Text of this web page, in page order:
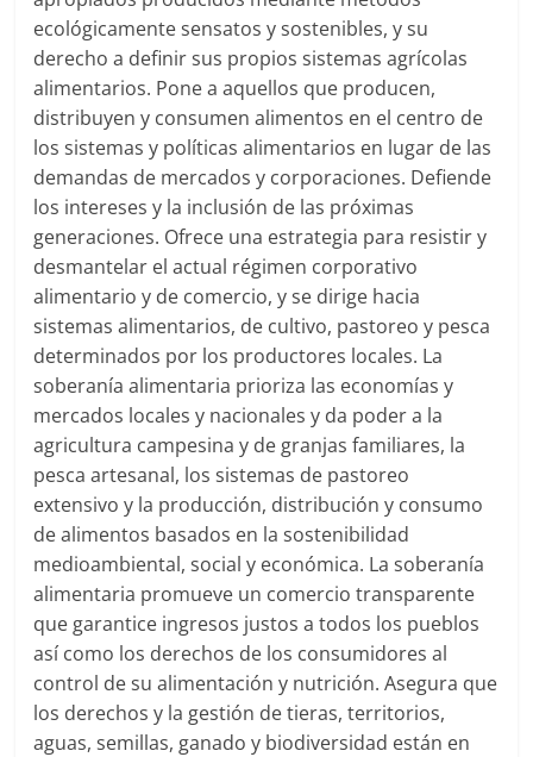
ecológicamente sensatos y sostenibles, y su
derecho a definir sus propios sistemas agrícolas
alimentarios. Pone a aquellos que producen,
distribuyen y consumen alimentos en el centro de
los sistemas y políticas alimentarios en lugar de las
demandas de mercados y corporaciones. Defiende
los intereses y la inclusión de las próximas
generaciones. Ofrece una estrategia para resistir y
desmantelar el actual régimen corporativo
alimentario y de comercio, y se dirige hacia
sistemas alimentarios, de cultivo, pastoreo y pesca
determinados por los productores locales. La
soberanía alimentaria prioriza las economías y
mercados locales y nacionales y da poder a la
agricultura campesina y de granjas familiares, la
pesca artesanal, los sistemas de pastoreo
extensivo y la producción, distribución y consumo
de alimentos basados en la sostenibilidad
medioambiental, social y económica. La soberanía
alimentaria promueve un comercio transparente
que garantice ingresos justos a todos los pueblos
así como los derechos de los consumidores al
control de su alimentación y nutrición. Asegura que
los derechos y la gestión de tieras, territorios,
aguas, semillas, ganado y biodiversidad están en